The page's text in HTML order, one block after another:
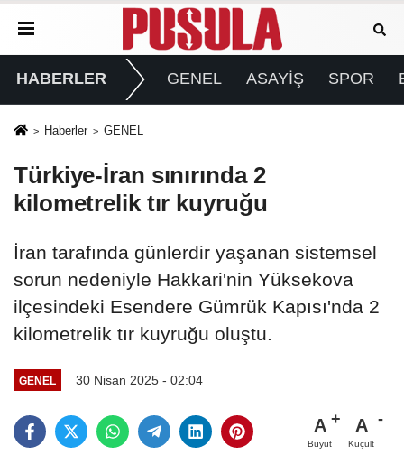
HABERLER GENEL ASAYİŞ SPOR
Haberler GENEL
Türkiye-İran sınırında 2
kilometrelik tır kuyruğu
İran tarafında günlerdir yaşanan sistemsel
sorun nedeniyle Hakkari'nin Yüksekova
ilçesindeki Esendere Gümrük Kapısı'nda 2
kilometrelik tır kuyruğu oluştu.
GENEL 30 Nisan 2025 - 02:04
A
Büyüt
A
Küçült